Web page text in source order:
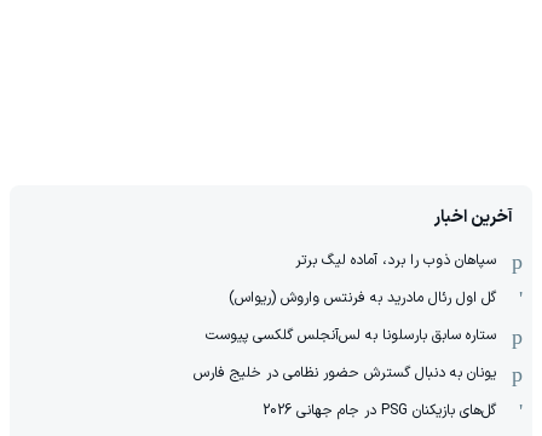
آخرین اخبار
سپاهان ذوب را برد، آماده لیگ برتر
گل اول رئال مادرید به فرنتس واروش (ریواس)
ستاره سابق بارسلونا به لس‌آنجلس گلکسی پیوست
یونان به دنبال گسترش حضور نظامی در خلیج فارس
گل‌های بازیکنان PSG در جام جهانی 2026